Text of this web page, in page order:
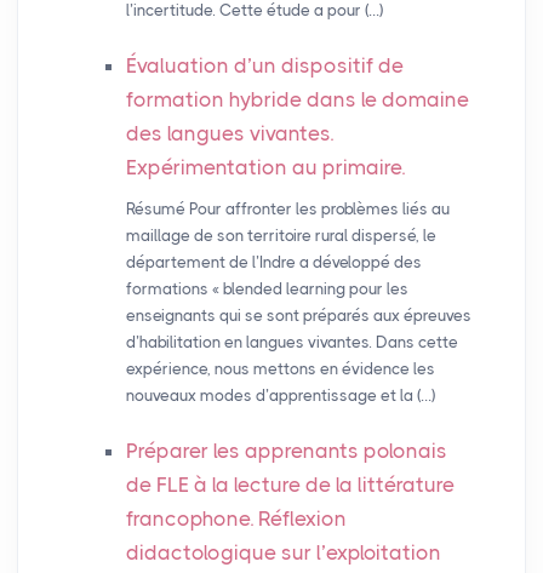
l’incertitude. Cette étude a pour (…)
Évaluation d’un dispositif de
formation hybride dans le domaine
des langues vivantes.
Expérimentation au primaire.
Résumé Pour affronter les problèmes liés au
maillage de son territoire rural dispersé, le
département de l’Indre a développé des
formations « blended learning pour les
enseignants qui se sont préparés aux épreuves
d’habilitation en langues vivantes. Dans cette
expérience, nous mettons en évidence les
nouveaux modes d’apprentissage et la (…)
Préparer les apprenants polonais
de FLE à la lecture de la littérature
francophone. Réflexion
didactologique sur l’exploitation